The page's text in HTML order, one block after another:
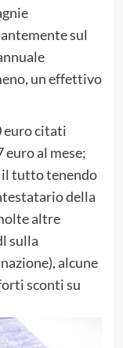
sul
un effettivo
euro citati
euro al mese;
il tutto tenendo
della
altre
sulla
alcune
sconti su